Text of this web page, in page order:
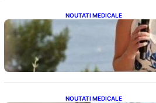
NOUTATI MEDICALE
Nașterea prințesei
alegere plină de
regală britanică
NOUTATI MEDICALE